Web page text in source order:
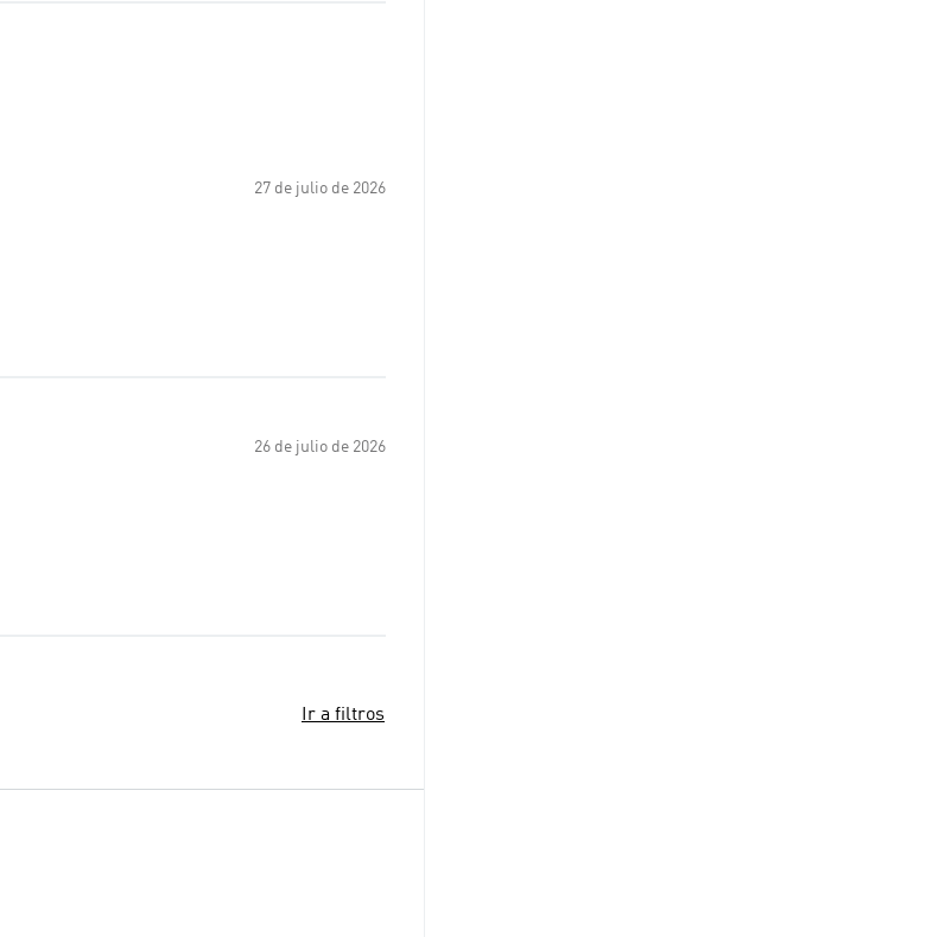
27 de julio de 2026
26 de julio de 2026
Ir a filtros